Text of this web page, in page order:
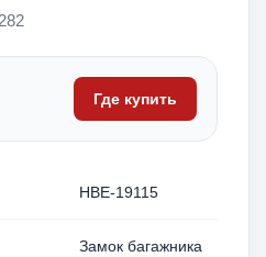
Где купить
HBE-19115
Замок багажника